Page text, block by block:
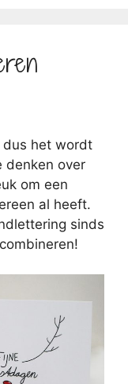
dus het wordt
denken over
om een
al heeft.
sinds